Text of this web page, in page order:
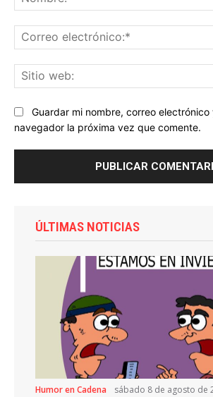
Guardar mi nombre, correo
navegador la próxima vez que comente.
ÚLTIMAS NOTICIAS
Humor en Cadena sábado 8 de agosto de